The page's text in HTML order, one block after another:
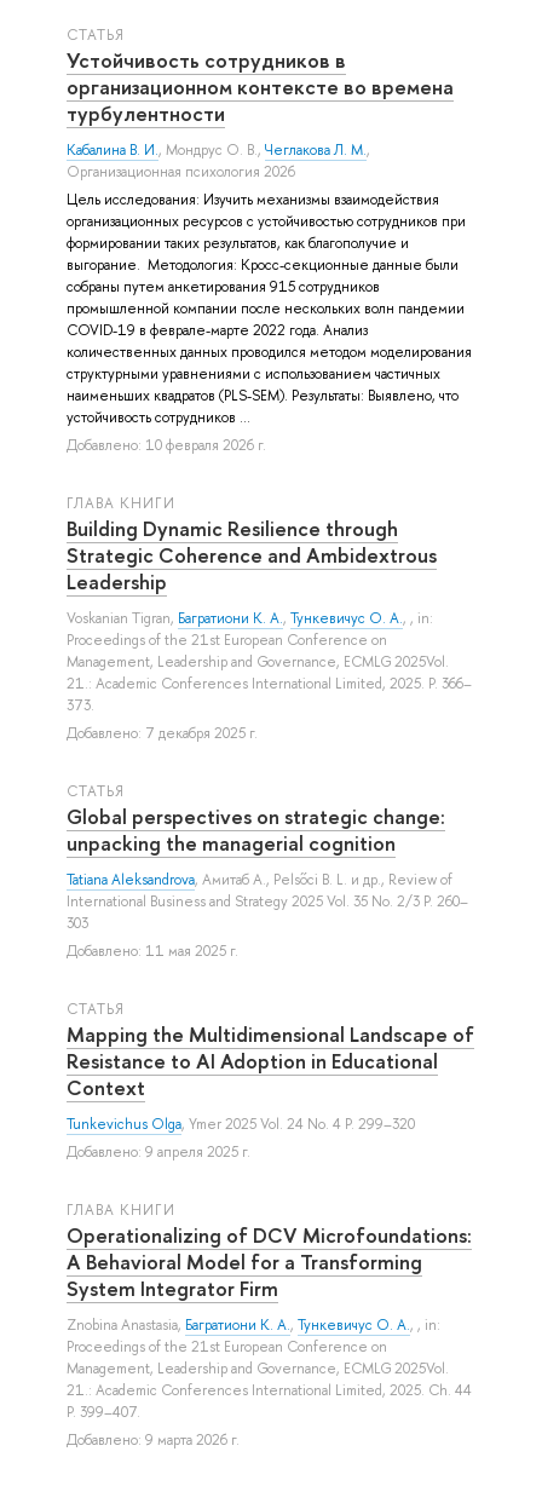
СТАТЬЯ
Устойчивость сотрудников в
организационном контексте во времена
турбулентности
Кабалина В. И., Мондрус О. В., Чеглакова Л. М.,
Организационная психология 2026
Цель исследования: Изучить механизмы взаимодействия
организационных ресурсов с устойчивостью сотрудников при
формировании таких результатов, как благополучие и
выгорание. Методология: Кросс-секционные данные были
собраны путем анкетирования 915 сотрудников
промышленной компании после нескольких волн пандемии
COVID-19 в феврале-марте 2022 года. Анализ
количественных данных проводился методом моделирования
структурными уравнениями с использованием частичных
наименьших квадратов (PLS-SEM). Результаты: Выявлено, что
устойчивость сотрудников ...
Добавлено: 10 февраля 2026 г.
ГЛАВА КНИГИ
Building Dynamic Resilience through
Strategic Coherence and Ambidextrous
Leadership
Voskanian Tigran, Багратиони К. А., Тункевичус О. А., , in:
Proceedings of the 21st European Conference on
Management, Leadership and Governance, ECMLG 2025Vol.
21.: Academic Conferences International Limited, 2025. P. 366–
373.
Добавлено: 7 декабря 2025 г.
СТАТЬЯ
Global perspectives on strategic change:
unpacking the managerial cognition
Tatiana Aleksandrova, Амитаб А., Pelsőci B. L. и др., Review of
International Business and Strategy 2025 Vol. 35 No. 2/3 P. 260–
303
Добавлено: 11 мая 2025 г.
СТАТЬЯ
Mapping the Multidimensional Landscape of
Resistance to AI Adoption in Educational
Context
Tunkevichus Olga, Ymer 2025 Vol. 24 No. 4 P. 299–320
Добавлено: 9 апреля 2025 г.
ГЛАВА КНИГИ
Operationalizing of DCV Microfoundations:
A Behavioral Model for a Transforming
System Integrator Firm
Znobina Anastasia, Багратиони К. А., Тункевичус О. А., , in:
Proceedings of the 21st European Conference on
Management, Leadership and Governance, ECMLG 2025Vol.
21.: Academic Conferences International Limited, 2025. Ch. 44
P. 399–407.
Добавлено: 9 марта 2026 г.